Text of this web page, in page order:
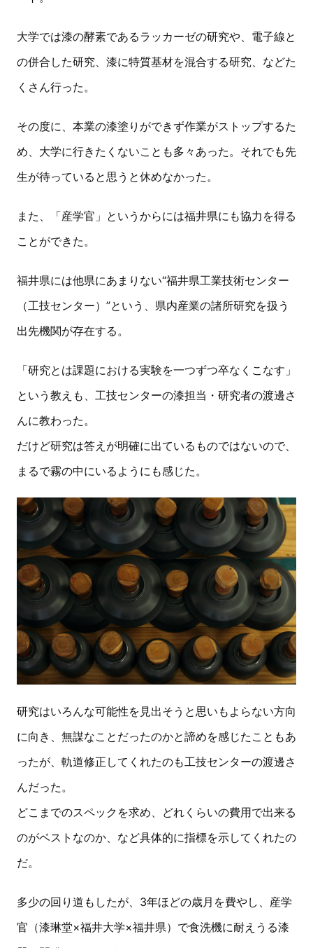
大学では漆の酵素であるラッカーゼの研究や、電子線と
の併合した研究、漆に特質基材を混合する研究、などた
くさん行った。
その度に、本業の漆塗りができず作業がストップするた
め、大学に行きたくないことも多々あった。それでも先
生が待っていると思うと休めなかった。
また、「産学官」というからには福井県にも協力を得る
ことができた。
福井県には他県にあまりない“福井県工業技術センター
（工技センター）”という、県内産業の諸所研究を扱う
出先機関が存在する。
「研究とは課題における実験を一つずつ卒なくこなす」
という教えも、工技センターの漆担当・研究者の渡邊さ
んに教わった。
だけど研究は答えが明確に出ているものではないので、
まるで霧の中にいるようにも感じた。
研究はいろんな可能性を見出そうと思いもよらない方向
に向き、無謀なことだったのかと諦めを感じたこともあ
ったが、軌道修正してくれたのも工技センターの渡邊さ
んだった。
どこまでのスペックを求め、どれくらいの費用で出来る
のがベストなのか、など具体的に指標を示してくれたの
だ。
多少の回り道もしたが、3年ほどの歳月を費やし、産学
官（漆琳堂×福井大学×福井県）で食洗機に耐えうる漆